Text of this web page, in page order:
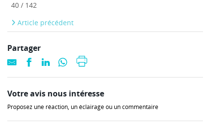
40 / 142
Article précédent
Partager
Votre avis nous intéresse
Proposez une réaction, un éclairage ou un commentaire